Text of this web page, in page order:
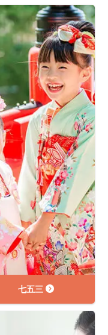
七五三